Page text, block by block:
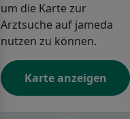
um die Karte zur
Arztsuche auf jameda
nutzen zu können.
Karte anzeigen